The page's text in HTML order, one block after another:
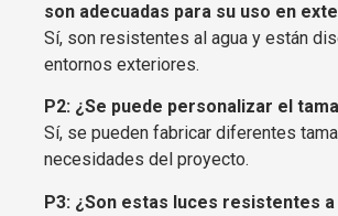
son adecuadas para su uso en
Sí, son resistentes al agua y están
entornos exteriores.
P2: ¿Se puede personalizar el
Sí, se pueden fabricar diferentes
necesidades del proyecto.
P3: ¿Son estas luces resistentes a